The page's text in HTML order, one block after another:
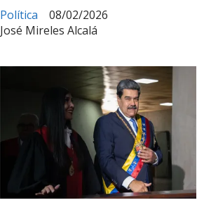
José Mireles Alcalá
Política 08/02/2026